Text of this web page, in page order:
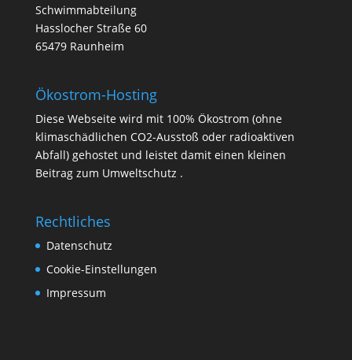
Schwimmabteilung
Hasslocher Straße 60
65479 Raunheim
Ökostrom-Hosting
Diese Webseite wird mit 100% Ökostrom (ohne
klimaschädlichen CO2-Ausstoß oder radioaktiven
Abfall) gehostet und leistet damit einen kleinen
Beitrag zum Umweltschutz .
Rechtliches
Datenschutz
Cookie-Einstellungen
Impressum